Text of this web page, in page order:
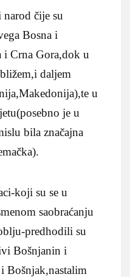
čije su
Bosna i
i Crna Gora,dok u
daljem
u
je u
bila značajna
koji su se u
saobraćanju
predhodili su
Bošnjanin i
Bošnjak,nastalim